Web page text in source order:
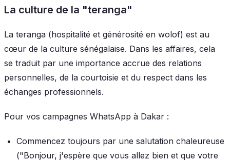
La culture de la "teranga"
La teranga (hospitalité et générosité en wolof) est au
cœur de la culture sénégalaise. Dans les affaires, cela
se traduit par une importance accrue des relations
personnelles, de la courtoisie et du respect dans les
échanges professionnels.
Pour vos campagnes WhatsApp à Dakar :
Commencez toujours par une salutation chaleureuse
("Bonjour, j'espère que vous allez bien et que votre